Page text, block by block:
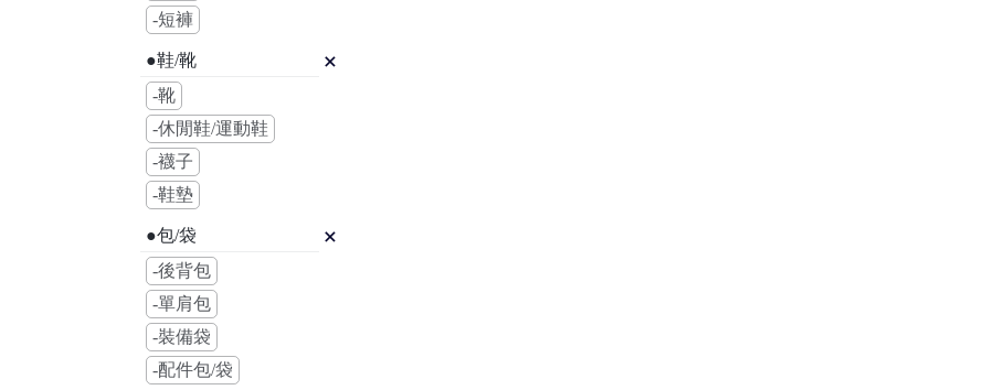
-短褲
●鞋/靴
-靴
-休閒鞋/運動鞋
-襪子
-鞋墊
●包/袋
-後背包
-單肩包
-裝備袋
-配件包/袋